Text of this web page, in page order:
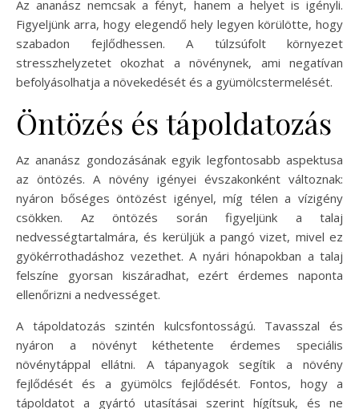
Az ananász nemcsak a fényt, hanem a helyet is igényli.
Figyeljünk arra, hogy elegendő hely legyen körülötte, hogy
szabadon fejlődhessen. A túlzsúfolt környezet
stresszhelyzetet okozhat a növénynek, ami negatívan
befolyásolhatja a növekedését és a gyümölcstermelését.
Öntözés és tápoldatozás
Az ananász gondozásának egyik legfontosabb aspektusa
az öntözés. A növény igényei évszakonként változnak:
nyáron bőséges öntözést igényel, míg télen a vízigény
csökken. Az öntözés során figyeljünk a talaj
nedvességtartalmára, és kerüljük a pangó vizet, mivel ez
gyökérrothadáshoz vezethet. A nyári hónapokban a talaj
felszíne gyorsan kiszáradhat, ezért érdemes naponta
ellenőrizni a nedvességet.
A tápoldatozás szintén kulcsfontosságú. Tavasszal és
nyáron a növényt kéthetente érdemes speciális
növénytáppal ellátni. A tápanyagok segítik a növény
fejlődését és a gyümölcs fejlődését. Fontos, hogy a
tápoldatot a gyártó utasításai szerint hígítsuk, és ne